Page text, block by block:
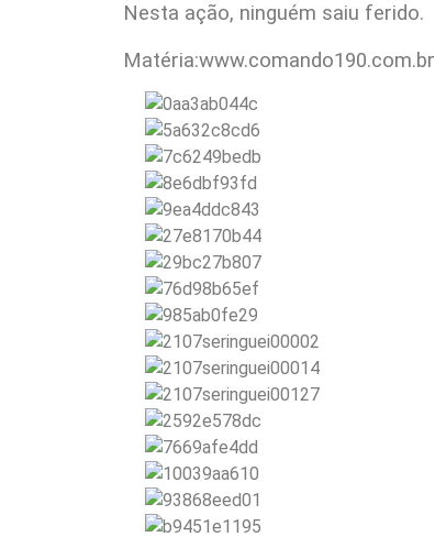
Nesta ação, ninguém saiu ferido.
Matéria:www.comando190.com.br